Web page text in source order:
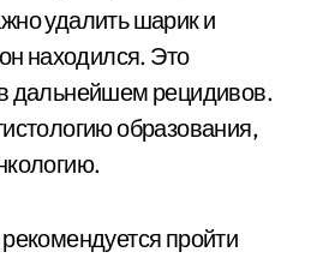
удалить шарик и
находился. Это
дальнейшем рецидивов.
образования,
пройти